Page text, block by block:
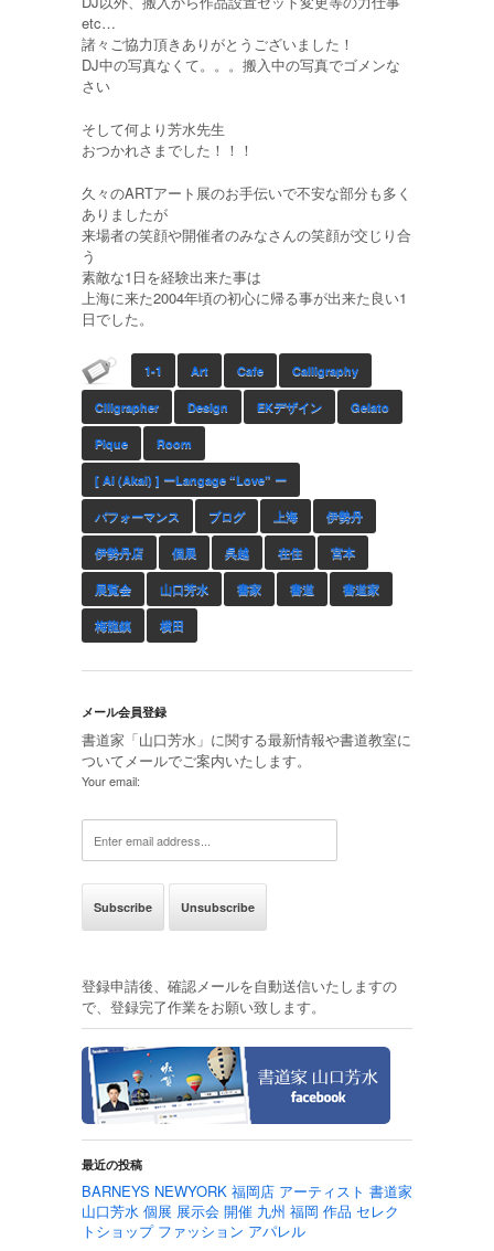
etc…
諸々ご協力頂きありがとうございました！
DJ中の写真なくて。。。搬入中の写真でゴメンな
さい
そして何より芳水先生
おつかれさまでした！！！
久々のARTアート展のお手伝いで不安な部分も多く
ありましたが
来場者の笑顔や開催者のみなさんの笑顔が交じり合
う
素敵な1日を経験出来た事は
上海に来た2004年頃の初心に帰る事が出来た良い1
日でした。
1-1 Art Cafe Calligraphy
Clligrapher Design EKデザイン Gelato
Pique Room
[ Ai (akai) ] ーLangage “Love” ー
パフォーマンス ブログ 上海 伊勢丹
伊勢丹店 個展 呉越 在住 宮本
展覧会 山口芳水 書家 書道 書道家
梅龍鎮 横田
メール会員登録
書道家「山口芳水」に関する最新情報や書道教室に
ついてメールでご案内いたします。
Your email:
登録申請後、確認メールを自動送信いたしますの
で、登録完了作業をお願い致します。
最近の投稿
BARNEYS NEWYORK 福岡店 アーティスト 書道家
山口芳水 個展 展示会 開催 九州 福岡 作品 セレク
トショップ ファッション アパレル